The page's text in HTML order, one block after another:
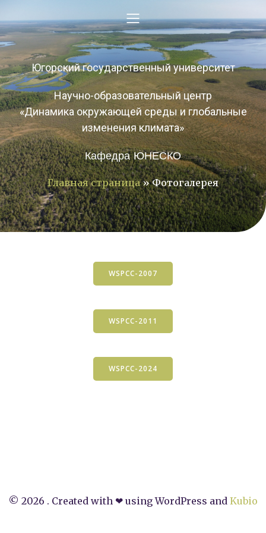
Югорский государственный университет
Научно-образовательный центр
«Динамика окружающей среды и глобальные
изменения климата»
Кафедра ЮНЕСКО
Главная страница»Фотогалерея
WSPCC-2007
WSPCC-2011
WSPCC-2024
© 2026 . Created with ❤ using WordPress and Kubio